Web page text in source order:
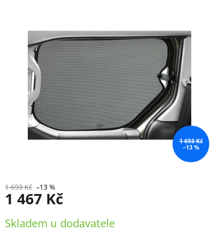
1 693 Kč
–13 %
1 693 Kč –13 %
1 467 Kč
cena:
Skladem u dodavatele